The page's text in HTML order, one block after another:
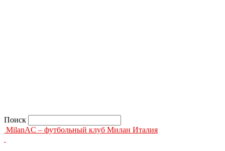
Поиск
MilanAC – футбольный клуб Милан Италия